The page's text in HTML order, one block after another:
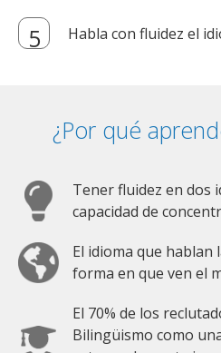
Habla con fluidez el
¿Por qué
Tener fluidez en dos
capacidad de
El idioma que hablan
forma en que ven el
El 70% de los
Bilingüismo como